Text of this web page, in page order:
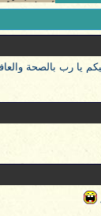
يا رب بالصحة